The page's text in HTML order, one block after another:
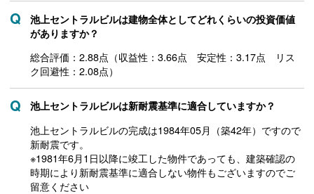
池上セントラルビルは建物全体としてどれくらいの投資価値
がありますか？
総合評価：2.88点（収益性：3.66点 安定性：3.17点 リス
ク回避性：2.08点）
池上セントラルビルは新耐震基準に適合していますか？
池上セントラルビルの完成は1984年05月（築42年）ですので
新耐震です。
※1981年6月1日以降に竣工した物件であっても、建築確認の
時期により新耐震基準に適合しない物件もございますのでご
留意ください